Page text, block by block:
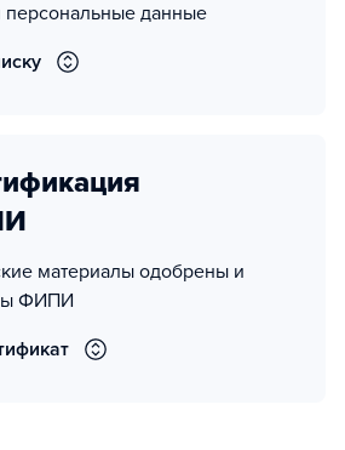
данные
материалы одобрены и
ФИПИ